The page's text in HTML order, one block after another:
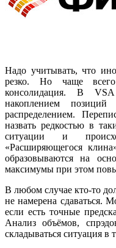
Надо учитывать, что
резко. Но чаще всего
консолидация. В
накоплением
распределением.
назвать редкостью в
ситуации и
«Расширяющегося
образовываются на
максимумы при этом
В любом случае кто-то
не намерена сдаваться.
если есть точные
Анализ объёмов,
складываться ситуация в